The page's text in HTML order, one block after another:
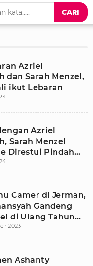
CARI
Azriel
dan Sarah Menzel,
ikut Lebaran
Azriel
Sarah Menzel
Direstui Pindah
Camer di Jerman,
Gandeng
di Ulang Tahun
2023
Ashanty